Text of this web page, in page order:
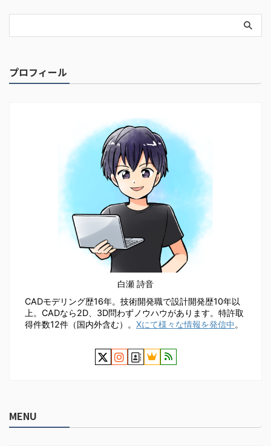
プロフィール
白瀬 詩音
CADモデリング歴16年。技術開発職で設計開発歴10年以
上。CADなら2D、3D問わずノウハウがあります。特許取
得件数12件（国内外含む）。 Xにて様々な情報を発信中 。
MENU